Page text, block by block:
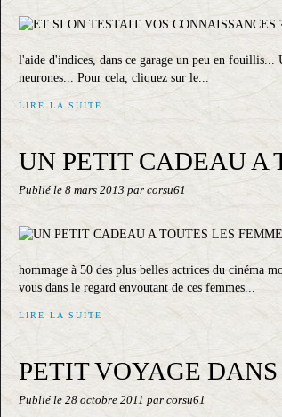
l'aide d'indices, dans ce garage un peu en
neurones... Pour cela, cliquez sur le...
LIRE LA SUITE
UN PETIT CADEAU A
Publié le 8 mars 2013 par corsu61
hommage à 50 des plus belles actrices du cinéma
vous dans le regard envoutant de ces femmes...
LIRE LA SUITE
PETIT VOYAGE
Publié le 28 octobre 2011 par corsu61